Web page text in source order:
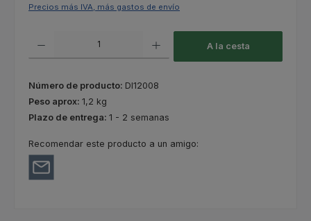
Precios más IVA, más gastos de envío
A la cesta
Número de producto: DI12008
Peso aprox: 1,2 kg
Plazo de entrega: 1 - 2 semanas
Recomendar este producto a un amigo: